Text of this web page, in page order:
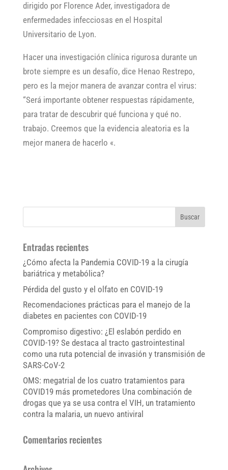
dirigido por Florence Ader, investigadora de
enfermedades infecciosas en el Hospital
Universitario de Lyon.
Hacer una investigación clínica rigurosa durante un
brote siempre es un desafío, dice Henao Restrepo,
pero es la mejor manera de avanzar contra el virus:
“Será importante obtener respuestas rápidamente,
para tratar de descubrir qué funciona y qué no.
trabajo. Creemos que la evidencia aleatoria es la
mejor manera de hacerlo «.
Entradas recientes
¿Cómo afecta la Pandemia COVID-19 a la cirugía
bariátrica y metabólica?
Pérdida del gusto y el olfato en COVID-19
Recomendaciones prácticas para el manejo de la
diabetes en pacientes con COVID-19
Compromiso digestivo: ¿El eslabón perdido en
COVID-19? Se destaca al tracto gastrointestinal
como una ruta potencial de invasión y transmisión de
SARS-CoV-2
OMS: megatrial de los cuatro tratamientos para
COVID19 más prometedores Una combinación de
drogas que ya se usa contra el VIH, un tratamiento
contra la malaria, un nuevo antiviral
Comentarios recientes